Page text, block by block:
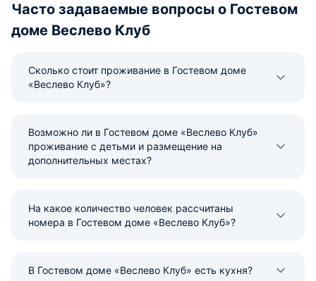
Часто задаваемые вопросы о Гостевом
доме Веслево Клуб
Сколько стоит проживание в Гостевом доме
«Веслево Клуб»?
Возможно ли в Гостевом доме «Веслево Клуб»
проживание с детьми и размещение на
дополнительных местах?
На какое количество человек рассчитаны
номера в Гостевом доме «Веслево Клуб»?
В Гостевом доме «Веслево Клуб» есть кухня?